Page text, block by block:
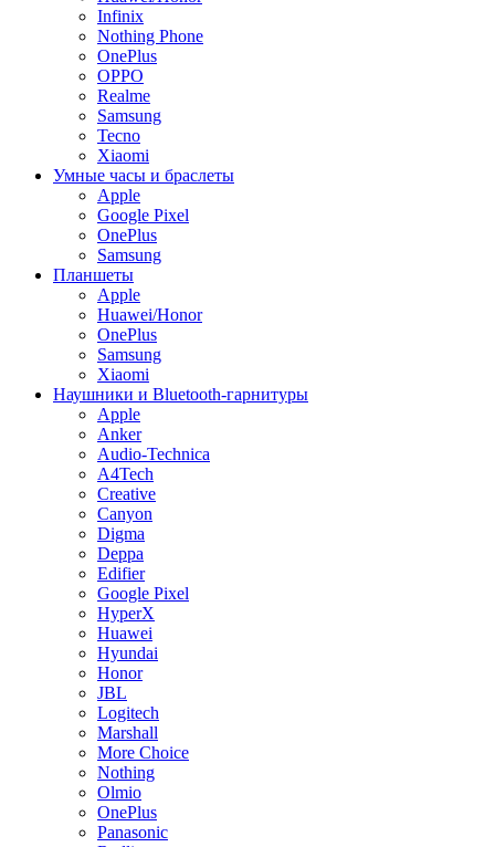
Infinix
Nothing Phone
OnePlus
OPPO
Realme
Samsung
Tecno
Xiaomi
Умные часы и браслеты
Apple
Google Pixel
OnePlus
Samsung
Планшеты
Apple
Huawei/Honor
OnePlus
Samsung
Xiaomi
Наушники и Bluetooth-гарнитуры
Apple
Anker
Audio-Technica
A4Tech
Creative
Canyon
Digma
Deppa
Edifier
Google Pixel
HyperX
Huawei
Hyundai
Honor
JBL
Logitech
Marshall
More Choice
Nothing
Olmio
OnePlus
Panasonic